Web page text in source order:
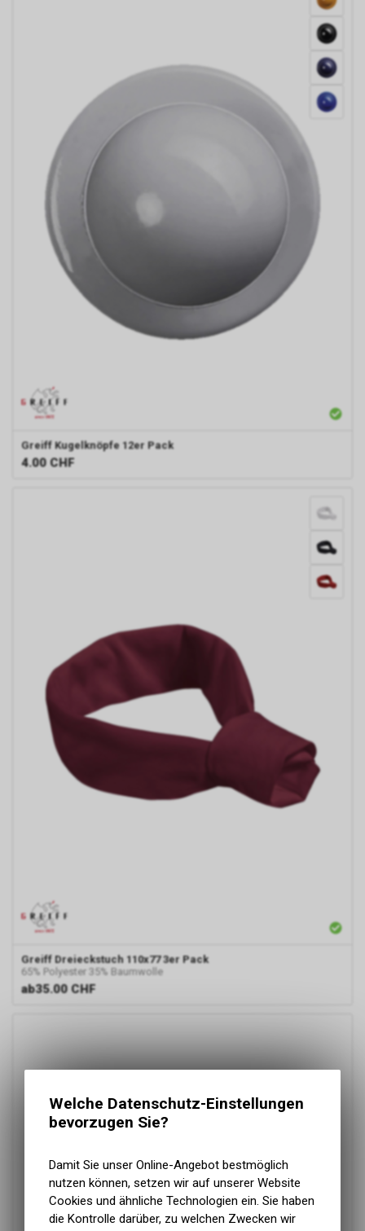
Greiff Kugelknöpfe 12er Pack
4.00 CHF
Greiff Dreieckstuch 110x77 3er Pack
65% Polyester 35% Baumwolle
ab35.00 CHF
Welche Datenschutz-Einstellungen
bevorzugen Sie?
Damit Sie unser Online-Angebot bestmöglich
nutzen können, setzen wir auf unserer Website
Cookies und ähnliche Technologien ein. Sie haben
die Kontrolle darüber, zu welchen Zwecken wir